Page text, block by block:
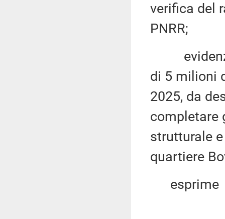
verifica del
PNRR;
di 5 milioni
2025, da
completare
strutturale
quartiere
esprime